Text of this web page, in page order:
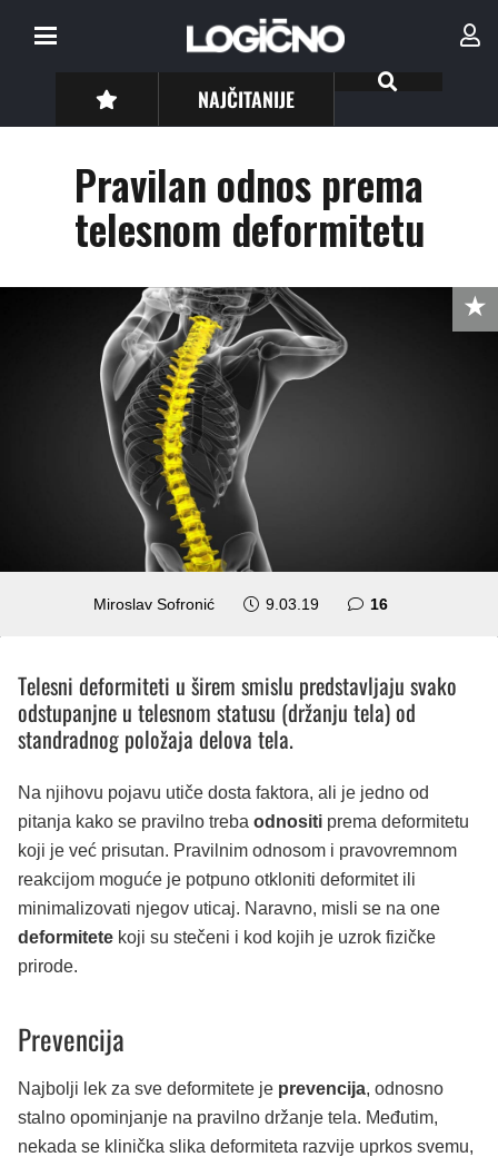
NAJČITANIJE
Pravilan odnos prema
telesnom deformitetu
Miroslav Sofronić 9.03.19 16komentara
Telesni deformiteti u širem smislu predstavljaju svako
odstupanjne u telesnom statusu (držanju tela) od
standradnog položaja delova tela.
Na njihovu pojavu utiče dosta faktora, ali je jedno od
pitanja kako se pravilno treba odnositi prema deformitetu
koji je već prisutan. Pravilnim odnosom i pravovremnom
reakcijom moguće je potpuno otkloniti deformitet ili
minimalizovati njegov uticaj. Naravno, misli se na one
deformitete koji su stečeni i kod kojih je uzrok fizičke
prirode.
Prevencija
Najbolji lek za sve deformitete je prevencija, odnosno
stalno opominjanje na pravilno držanje tela. Međutim,
nekada se klinička slika deformiteta razvije uprkos svemu,